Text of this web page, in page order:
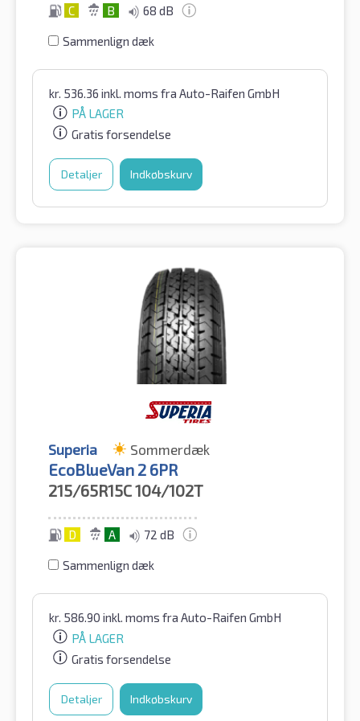
C B 68 dB
Sammenlign dæk
kr. 536.36 inkl. moms fra Auto-Raifen GmbH
PÅ LAGER
Gratis forsendelse
Detaljer Indkøbskurv
Superia Sommerdæk
EcoBlueVan 2 6PR
215/65R15C104/102T
D A 72 dB
Sammenlign dæk
kr. 586.90 inkl. moms fra Auto-Raifen GmbH
PÅ LAGER
Gratis forsendelse
Detaljer Indkøbskurv